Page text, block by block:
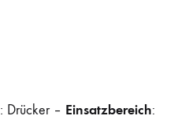
: Drücker – Einsatzbereich: